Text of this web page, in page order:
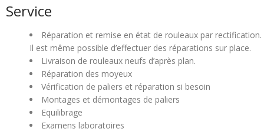
Service
Réparation et remise en état de rouleaux par rectification.
Il est même possible d’effectuer des réparations sur place.
Livraison de rouleaux neufs d’après plan.
Réparation des moyeux
Vérification de paliers et réparation si besoin
Montages et démontages de paliers
Equilibrage
Examens laboratoires